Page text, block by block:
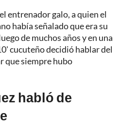
entrenador galo, a quien el
había señalado que era su
de muchos años y en una
cucuteño decidió hablar del
que siempre hubo
habló de